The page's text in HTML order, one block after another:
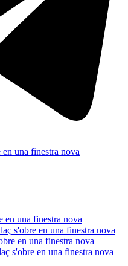
una finestra nova
en una finestra nova
s'obre en una finestra nova
en una finestra nova
s'obre en una finestra nova